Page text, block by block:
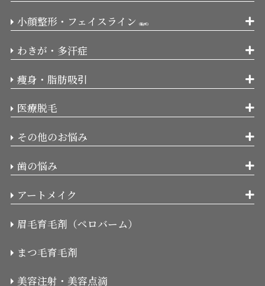
小顔整形・フェイスライン （輪郭）
わきが・多汗症
痩身・脂肪吸引
医療脱毛
その他のお悩み
歯の悩み
アートメイク
眉毛育毛剤（ペロバーム）
まつ毛育毛剤
美容注射・美容点滴